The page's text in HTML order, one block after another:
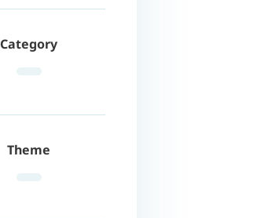
Category
Theme